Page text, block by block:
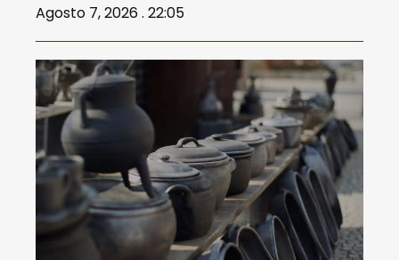
Agosto 7, 2026 . 22:05